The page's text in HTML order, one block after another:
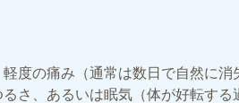
度の痛み（通常は数日で自然に消
さ、あるいは眠気（体が好転する